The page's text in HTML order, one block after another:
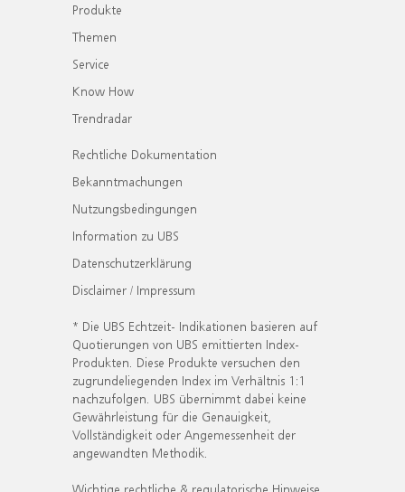
Produkte
Themen
Service
Know How
Trendradar
Rechtliche Dokumentation
Bekanntmachungen
Nutzungsbedingungen
Information zu UBS
Datenschutzerklärung
Disclaimer / Impressum
* Die UBS Echtzeit- Indikationen basieren auf
Quotierungen von UBS emittierten Index-
Produkten. Diese Produkte versuchen den
zugrundeliegenden Index im Verhältnis 1:1
nachzufolgen. UBS übernimmt dabei keine
Gewährleistung für die Genauigkeit,
Vollständigkeit oder Angemessenheit der
angewandten Methodik.